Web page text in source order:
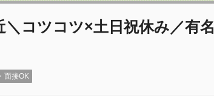
＼コツコツ×土日祝休み／有名
面接OK